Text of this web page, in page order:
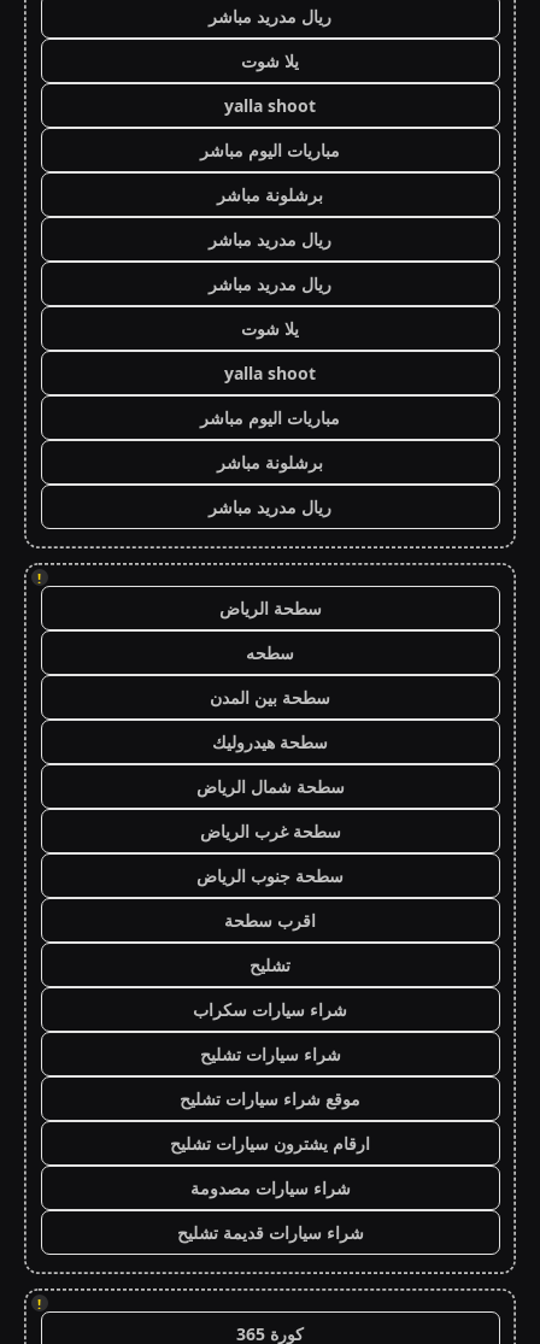
ريال مدريد مباشر
يلا شوت
yalla shoot
مباريات اليوم مباشر
برشلونة مباشر
ريال مدريد مباشر
ريال مدريد مباشر
يلا شوت
yalla shoot
مباريات اليوم مباشر
برشلونة مباشر
ريال مدريد مباشر
!
سطحة الرياض
سطحه
سطحة بين المدن
سطحة هيدروليك
سطحة شمال الرياض
سطحة غرب الرياض
سطحة جنوب الرياض
اقرب سطحة
تشليح
شراء سيارات سكراب
شراء سيارات تشليح
موقع شراء سيارات تشليح
ارقام يشترون سيارات تشليح
شراء سيارات مصدومة
شراء سيارات قديمة تشليح
!
كورة 365